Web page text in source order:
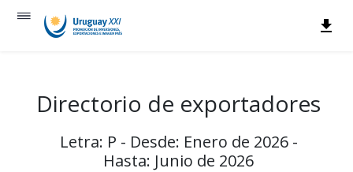
Directorio de exportadores
Letra: P - Desde: Enero de 2026 -
Hasta: Junio de 2026